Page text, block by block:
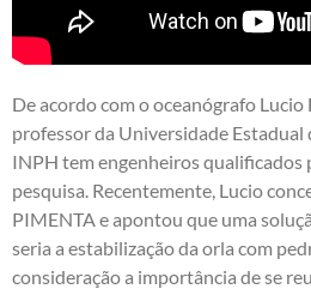
De acordo com o oceanógrafo Lucio
professor da Universidade Estadual
INPH tem engenheiros qualificados
pesquisa. Recentemente, Lucio
PIMENTA e apontou que uma
seria a estabilização da orla com
consideração a importância de se